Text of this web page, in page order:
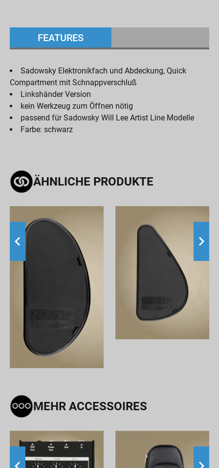
FEATURES
Sadowsky Elektronikfach und Abdeckung, Quick
Compartment mit Schnappverschluß
Linkshänder Version
kein Werkzeug zum Öffnen nötig
passend für Sadowsky Will Lee Artist Line Modelle
Farbe: schwarz
ÄHNLICHE PRODUKTE
MEHR ACCESSOIRES